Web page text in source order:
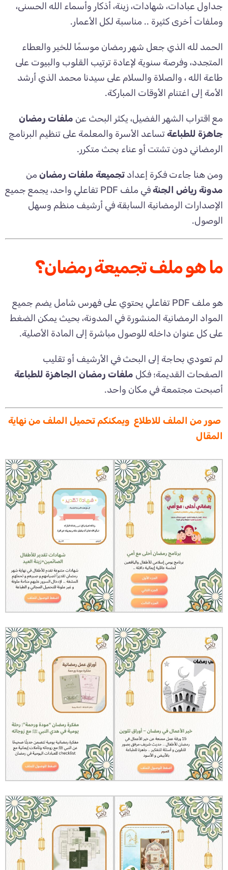
جداول عبادات، شهادات، زينة، أذكار وأسماء الله الحسنى،
وملفات أخرى كثيرة .. مناسبة لكل الأعمار.
الحمد لله الذي جعل شهر رمضان موسمًا للخير والعطاء
المتجدد، وفرصة سنوية لإعادة ترتيب القلوب والبيوت على
طاعة الله ، والصلاة والسلام على سيدنا محمد الذي أرشد
الأمة إلى اغتنام الأوقات المباركة.
مع اقتراب الشهر الفضيل، يكثر البحث عن ملفات رمضان
جاهزة للطباعةتساعد الأسرة والمعلمة على تنظيم البرنامج
الرمضاني دون تشتت أو عناء بحث متكرر.
ومن هنا جاءت فكرة إعداد تجميعة ملفات رمضانمن
مدونة رياض الجنة
في ملف PDF تفاعلي واحد، يجمع جميع
الإصدارات الرمضانية السابقة في أرشيف منظم وسهل
الوصول.
ما هو ملف تجميعة رمضان؟
هو ملف PDF تفاعلي يحتوي على فهرس شامل يضم جميع
المواد الرمضانية المنشورة في المدونة، بحيث يمكن الضغط
على كل عنوان داخله للوصول مباشرة إلى المادة الأصلية.
لم تعودي بحاجة إلى البحث في الأرشيف أو تقليب
الصفحات القديمة؛ فكل ملفات رمضان الجاهزة للطباعة
أصبحت مجتمعة في مكان واحد.
صور من الملف للاطلاع ويمكنكم تحميل الملف من نهاية
المقال